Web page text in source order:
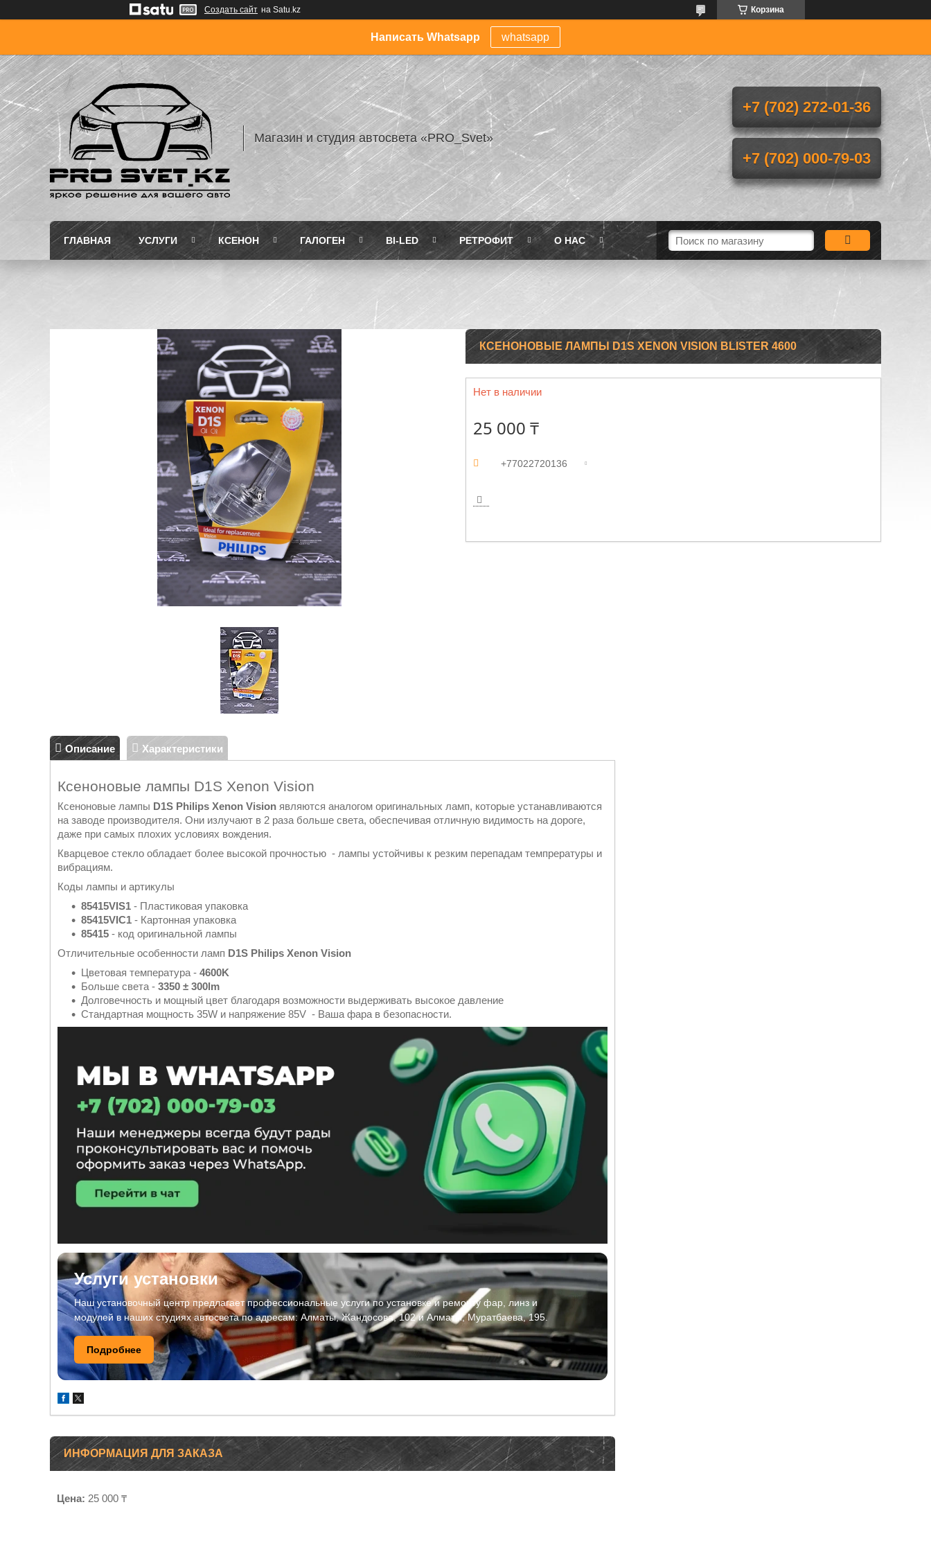
Создать сайт на Satu.kz Корзина
Написать Whatsapp whatsapp
Магазин и студия автосвета «PRO_Svet»
+7 (702) 272-01-36
+7 (702) 000-79-03
ГЛАВНАЯ УСЛУГИ КСЕНОН ГАЛОГЕН BI-LED РЕТРОФИТ О НАС
КСЕНОНОВЫЕ ЛАМПЫ D1S XENON VISION BLISTER 4600
Нет в наличии
25 000 ₸
+77022720136
Описание Характеристики
Ксеноновые лампы D1S Xenon Vision
Ксеноновые лампы D1S Philips Xenon Vision являются аналогом оригинальных ламп, которые устанавливаются
на заводе производителя. Они излучают в 2 раза больше света, обеспечивая отличную видимость на дороге,
даже при самых плохих условиях вождения.
Кварцевое стекло обладает более высокой прочностью - лампы устойчивы к резким перепадам темпрературы и
вибрациям.
Коды лампы и артикулы
85415VIS1 - Пластиковая упаковка
85415VIC1 - Картонная упаковка
85415 - код оригинальной лампы
Отличительные особенности ламп D1S Philips Xenon Vision
Цветовая температура - 4600K
Больше света - 3350 ± 300lm
Долговечность и мощный цвет благодаря возможности выдерживать высокое давление
Стандартная мощность 35W и напряжение 85V - Ваша фара в безопасности.
Услуги установки
Наш установочный центр предлагает профессиональные услуги по установке и ремонту фар, линз и
модулей в наших студиях автосвета по адресам: Алматы, Жандосова, 102 и Алматы, Муратбаева, 195.
Подробнее
ИНФОРМАЦИЯ ДЛЯ ЗАКАЗА
Цена: 25 000 ₸